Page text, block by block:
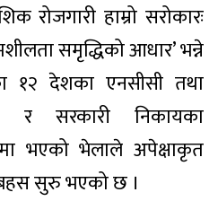
रोजगारी हाम्रो सरोकारः
समृद्धिको आधार’ भन्ने
१२ देशका एनसीसी तथा
र सरकारी निकायका
भएको भेलाले अपेक्षाकृत
सुरु भएको छ ।